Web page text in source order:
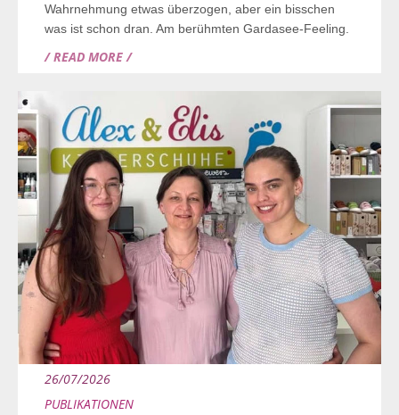
Wahrnehmung etwas überzogen, aber ein bisschen
was ist schon dran. Am berühmten Gardasee-Feeling.
/ READ MORE /
26/07/2026
PUBLIKATIONEN